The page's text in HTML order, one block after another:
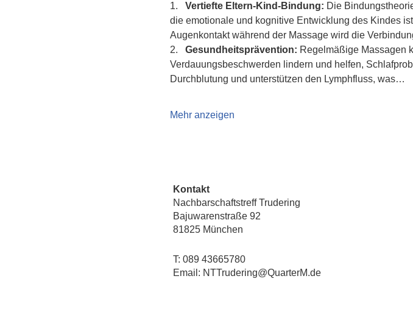
1. Vertiefte Eltern-Kind-Bindung: Die
die emotionale und kognitive Entwicklung des Kindes
Augenkontakt während der Massage wird die
2. Gesundheitsprävention: Regelmäßige Massagen
Verdauungsbeschwerden lindern und helfen,
Durchblutung und unterstützen den Lymphfluss, was…
Mehr anzeigen
Kontakt
Nachbarschaftstreff Trudering
Bajuwarenstraße 92
81825 München
T: 089 43665780
Email: NTTrudering@QuarterM.de